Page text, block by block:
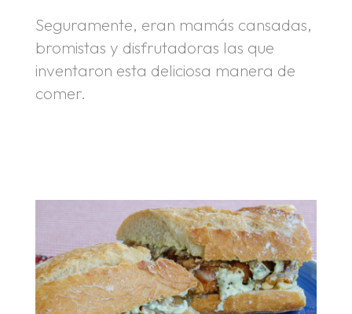
Seguramente, eran mamás cansadas,
bromistas y disfrutadoras las que
inventaron esta deliciosa manera de
comer.